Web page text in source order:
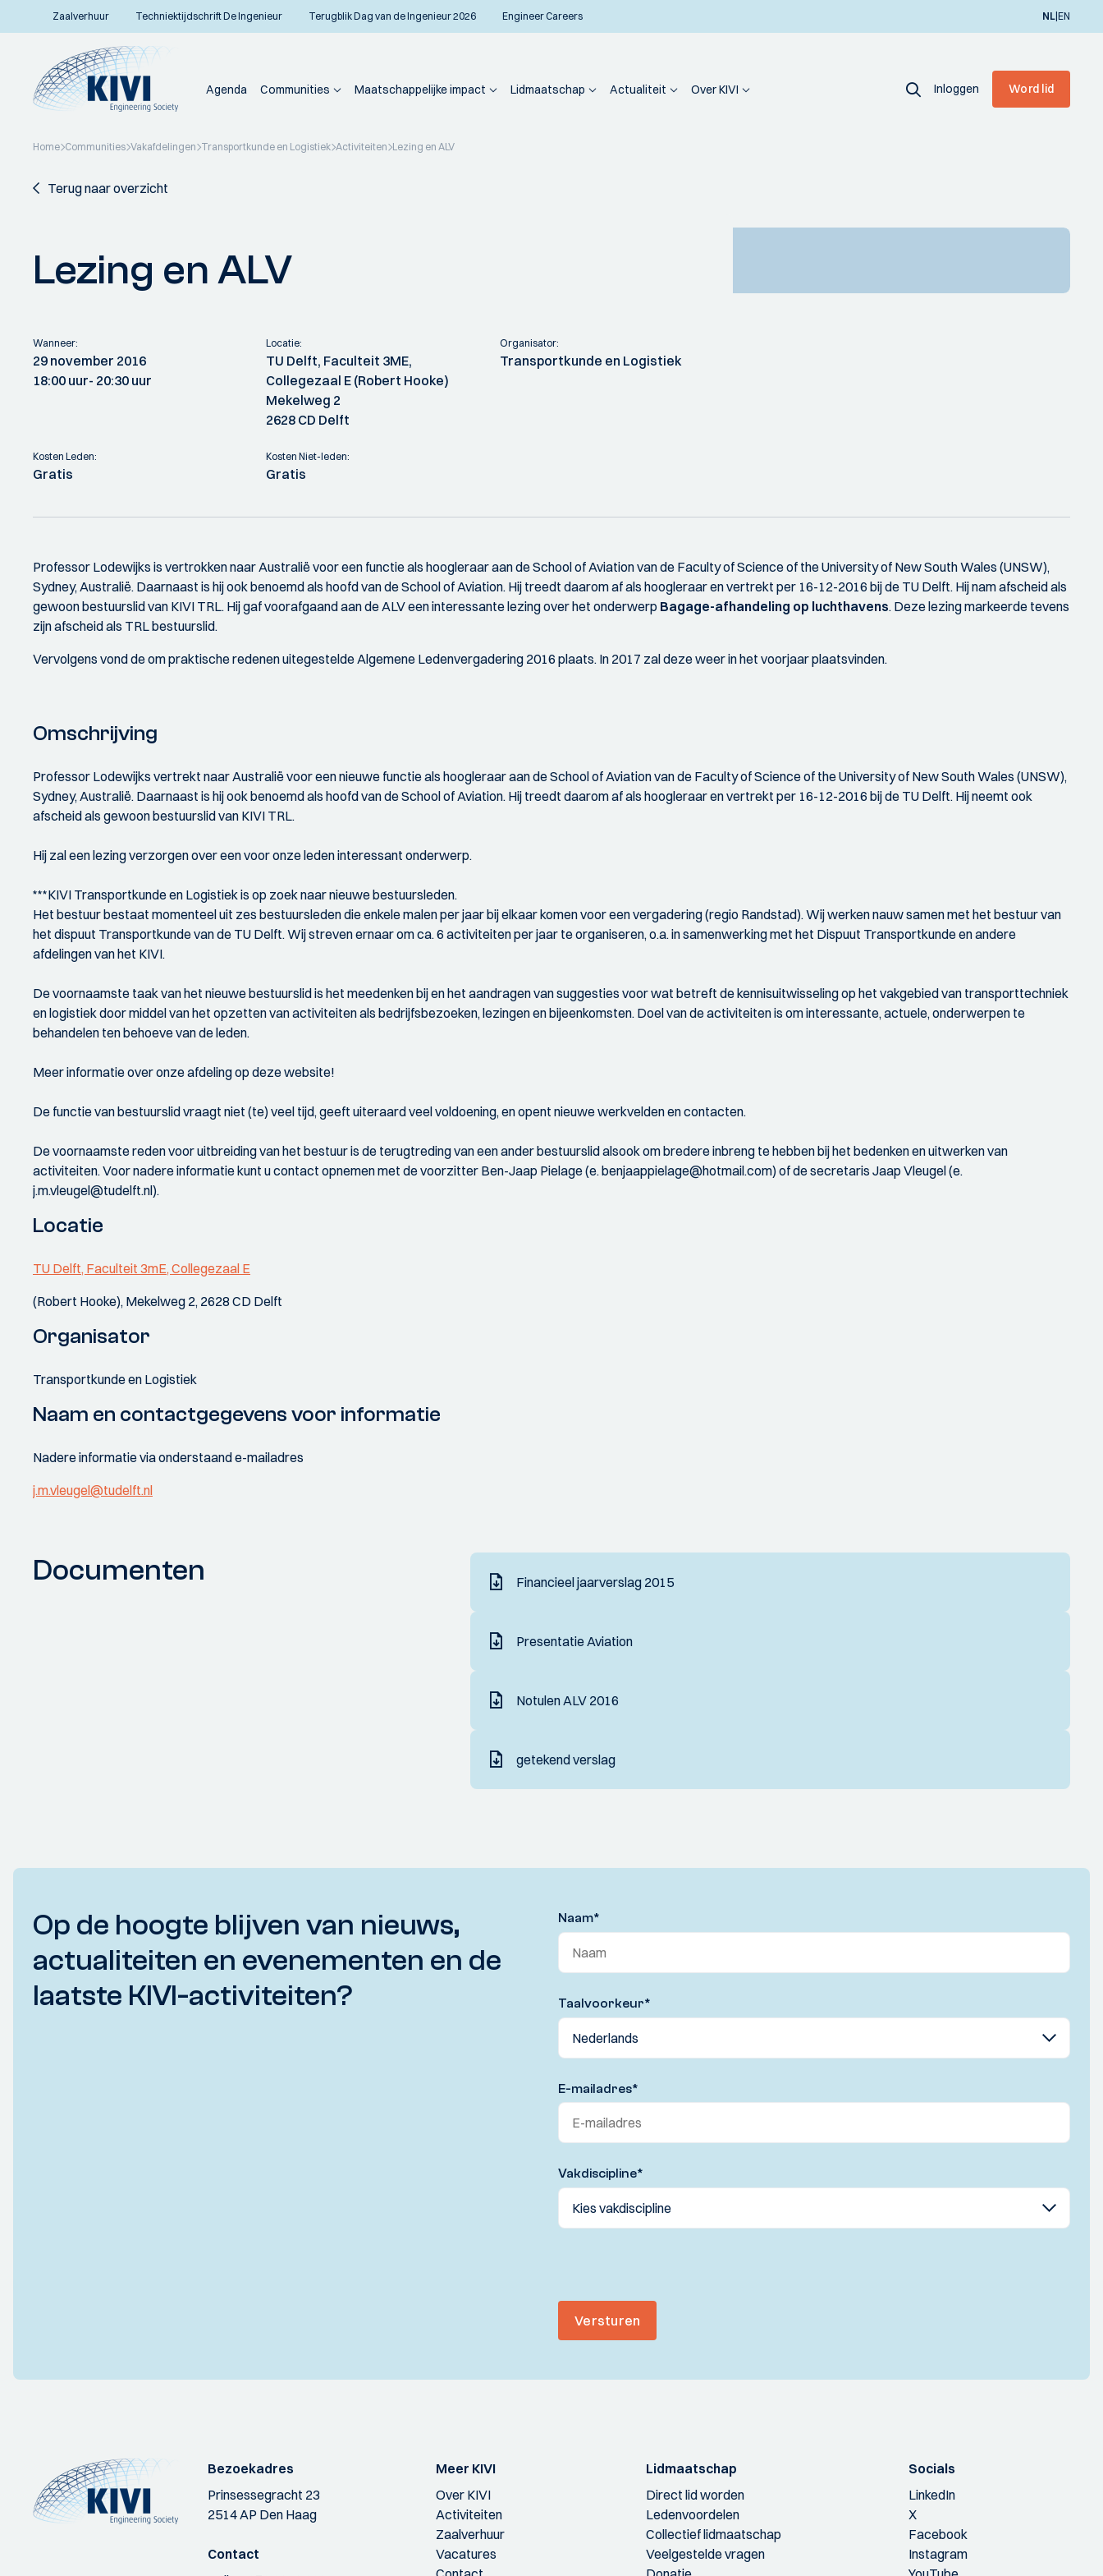
Zaalverhuur Techniektijdschrift De Ingenieur Terugblik Dag van de Ingenieur 2026 Engineer Careers NL|EN
Agenda Communities Maatschappelijke impact Lidmaatschap Actualiteit Over KIVI Inloggen Word lid
Home Communities Vakafdelingen Transportkunde en Logistiek Activiteiten Lezing en ALV
Terug naar overzicht
Lezing en ALV
Wanneer:
29 november 2016
18:00 uur- 20:30 uur
Locatie:
TU Delft, Faculteit 3ME,
Collegezaal E (Robert Hooke)
Mekelweg 2
2628 CD Delft
Organisator:
Transportkunde en Logistiek
Kosten Leden:
Gratis
Kosten Niet-leden:
Gratis
Professor Lodewijks is vertrokken naar Australië voor een functie als hoogleraar aan de School of Aviation van de Faculty of Science of the University of New South Wales (UNSW),
Sydney, Australië. Daarnaast is hij ook benoemd als hoofd van de School of Aviation. Hij treedt daarom af als hoogleraar en vertrekt per 16-12-2016 bij de TU Delft. Hij nam afscheid als
gewoon bestuurslid van KIVI TRL. Hij gaf voorafgaand aan de ALV een interessante lezing over het onderwerp Bagage-afhandeling op luchthavens. Deze lezing markeerde tevens
zijn afscheid als TRL bestuurslid.
Vervolgens vond de om praktische redenen uitegestelde Algemene Ledenvergadering 2016 plaats. In 2017 zal deze weer in het voorjaar plaatsvinden.
Omschrijving
Professor Lodewijks vertrekt naar Australië voor een nieuwe functie als hoogleraar aan de School of Aviation van de Faculty of Science of the University of New South Wales (UNSW),
Sydney, Australië. Daarnaast is hij ook benoemd als hoofd van de School of Aviation. Hij treedt daarom af als hoogleraar en vertrekt per 16-12-2016 bij de TU Delft. Hij neemt ook
afscheid als gewoon bestuurslid van KIVI TRL.
Hij zal een lezing verzorgen over een voor onze leden interessant onderwerp.
***KIVI Transportkunde en Logistiek is op zoek naar nieuwe bestuursleden.
Het bestuur bestaat momenteel uit zes bestuursleden die enkele malen per jaar bij elkaar komen voor een vergadering (regio Randstad). Wij werken nauw samen met het bestuur van
het dispuut Transportkunde van de TU Delft. Wij streven ernaar om ca. 6 activiteiten per jaar te organiseren, o.a. in samenwerking met het Dispuut Transportkunde en andere
afdelingen van het KIVI.
De voornaamste taak van het nieuwe bestuurslid is het meedenken bij en het aandragen van suggesties voor wat betreft de kennisuitwisseling op het vakgebied van transporttechniek
en logistiek door middel van het opzetten van activiteiten als bedrijfsbezoeken, lezingen en bijeenkomsten. Doel van de activiteiten is om interessante, actuele, onderwerpen te
behandelen ten behoeve van de leden.
Meer informatie over onze afdeling op deze website!
De functie van bestuurslid vraagt niet (te) veel tijd, geeft uiteraard veel voldoening, en opent nieuwe werkvelden en contacten.
De voornaamste reden voor uitbreiding van het bestuur is de terugtreding van een ander bestuurslid alsook om bredere inbreng te hebben bij het bedenken en uitwerken van
activiteiten. Voor nadere informatie kunt u contact opnemen met de voorzitter Ben-Jaap Pielage (e. benjaappielage@hotmail.com) of de secretaris Jaap Vleugel (e.
j.m.vleugel@tudelft.nl).
Locatie
TU Delft, Faculteit 3mE, Collegezaal E
(Robert Hooke), Mekelweg 2, 2628 CD Delft
Organisator
Transportkunde en Logistiek
Naam en contactgegevens voor informatie
Nadere informatie via onderstaand e-mailadres
j.m.vleugel@tudelft.nl
Documenten Financieel jaarverslag 2015
Presentatie Aviation
Notulen ALV 2016
getekend verslag
Op de hoogte blijven van nieuws,
actualiteiten en evenementen en de
laatste KIVI-activiteiten?
Naam*
Taalvoorkeur*
E-mailadres*
Vakdiscipline*
Versturen
Bezoekadres
Prinsessegracht 23
2514 AP Den Haag
Contact
Meer KIVI
Over KIVI
Activiteiten
Zaalverhuur
Vacatures
Lidmaatschap
Direct lid worden
Ledenvoordelen
Collectief lidmaatschap
Veelgestelde vragen
Socials
LinkedIn
X
Facebook
Instagram